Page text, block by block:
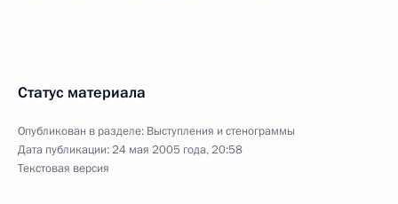
Статус материала
Опубликован в разделе: Выступления и стенограммы
Дата публикации:24 мая 2005 года, 20:58
Текстовая версия